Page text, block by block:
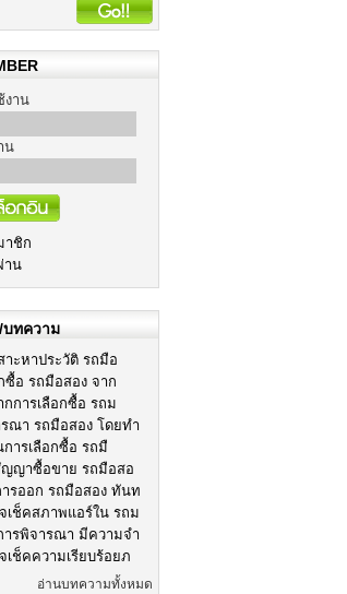
งาน
น
าชิก
าน
บทความ
าะหาประวัติ รถมือ
ซื้อ รถมือสอง จาก
การเลือกซื้อ รถม
ณา รถมือสอง โดยทำ
ารเลือกซื้อ รถมื
ญญาซื้อขาย รถมือสอ
รออก รถมือสอง ทันท
เช็คสภาพแอร์ใน รถม
ารพิจารณา มีความจำ
เช็คความเรียบร้อยภ
อ่านบทความทั้งหมด